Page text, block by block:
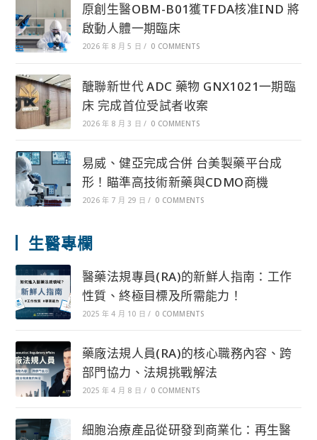
原創生醫OBM-B01獲TFDA核准IND 將
啟動人體一期臨床
2026 年 8 月 5 日 / 0 COMMENTS
醣聯新世代 ADC 藥物 GNX1021一期臨
床 完成首位受試者收案
2026 年 8 月 3 日 / 0 COMMENTS
易威、健亞完成合併 台美製藥平台成
形！瞄準高技術新藥與CDMO商機
2026 年 7 月 29 日 / 0 COMMENTS
生醫專欄
醫藥法規專員(RA)的新鮮人指南：工作
性質、終極目標及所需能力！
2025 年 4 月 10 日 / 0 COMMENTS
藥廠法規人員(RA)的核心職務內容、跨
部門協力、法規挑戰解法
2025 年 4 月 8 日 / 0 COMMENTS
細胞治療產品從研發到商業化：再生醫